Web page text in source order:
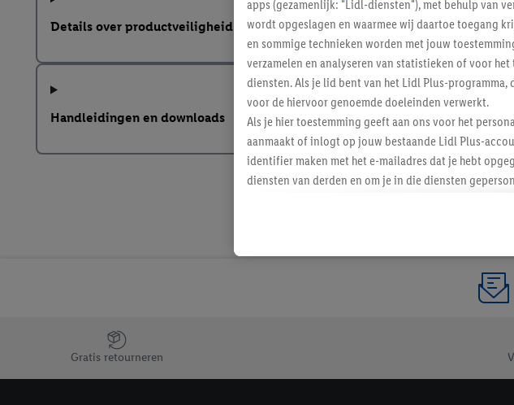
Details over productveiligheid
Handleidingen en downloads
Jouw voordelen bij ons als Lidl webshop klant
Gratis retourneren
apps (gezamenlijk: "Lidl-diensten"), met behulp van
wordt opgeslagen en waarmee wij daartoe toegang
en sommige technieken worden met jouw
verzamelen en analyseren van statistieken of voor
diensten. Als je lid bent van het Lidl Plus-
voor de hiervoor genoemde doeleinden verwerkt.
Als je hier toestemming geeft aan ons voor het
aanmaakt of inlogt op jouw bestaande Lidl Plus-
identifier maken met het e-mailadres dat je hebt
diensten van derden en om je in die diensten
Als je hiervoor toestemming geeft, dan kunnen
eerder interesse hebt getoond (bijvoorbeeld door
maar het niet te kopen). De retargeting advertenties
Lidl-diensten worden weergegeven, als
Onder "Aanpassen" kun je aangeven met welke